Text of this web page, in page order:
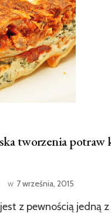
tworzenia potraw
w 7 września, 2015
z pewnością jedną